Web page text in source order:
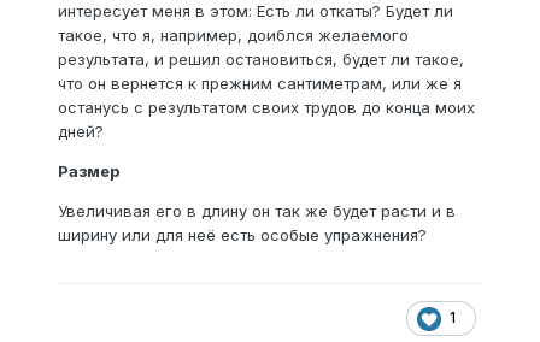
интересует меня в этом: Есть ли откаты? Будет ли
такое, что я, например, доиблся желаемого
результата, и решил остановиться, будет ли такое,
что он вернется к прежним сантиметрам, или же я
останусь с результатом своих трудов до конца моих
дней?
Размер
Увеличивая его в длину он так же будет расти и в
ширину или для неё есть особые упражнения?
1